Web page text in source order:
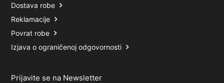
Dostava robe
Reklamacije
Povrat robe
Izjava o ograničenoj odgovornosti
Prijavite se na Newsletter